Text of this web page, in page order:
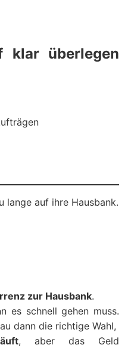
klar überlegen
lange auf ihre Hausbank.
zur Hausbank.
es schnell gehen muss.
dann die richtige Wahl,
, aber das Geld